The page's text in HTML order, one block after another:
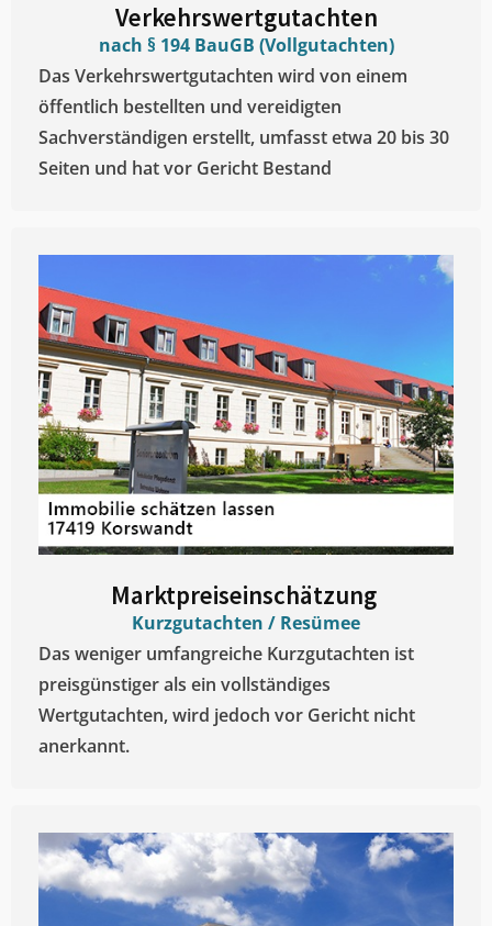
Verkehrswertgutachten
nach § 194 BauGB (Vollgutachten)
Das Verkehrswertgutachten wird von einem
öffentlich bestellten und vereidigten
Sachverständigen erstellt, umfasst etwa 20 bis 30
Seiten und hat vor Gericht Bestand
Marktpreiseinschätzung ​
Kurzgutachten / Resümee
Das weniger umfangreiche Kurzgutachten ist
preisgünstiger als ein vollständiges
Wertgutachten, wird jedoch vor Gericht nicht
anerkannt.